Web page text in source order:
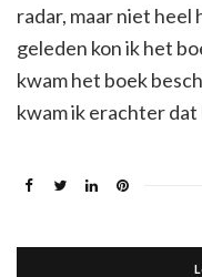
radar, maar niet heel
geleden kon ik het
kwam het boek
kwam ik erachter